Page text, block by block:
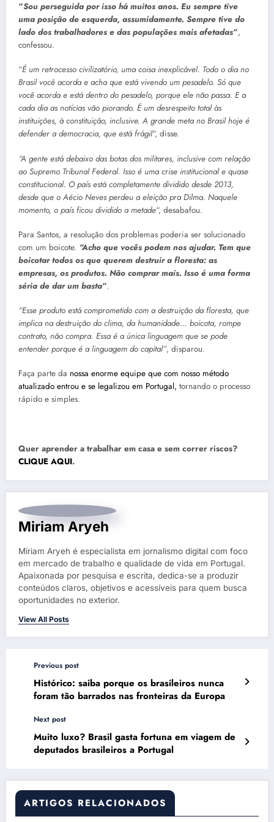
“Sou perseguida por isso há muitos anos. Eu sempre tive
uma posição de esquerda, assumidamente. Sempre tive do
lado dos trabalhadores e das populações mais afetadas“,
confessou.
“É um retrocesso civilizatório, uma coisa inexplicável. Todo o dia no
Brasil você acorda e acha que está vivendo um pesadelo. Só que
você acorda e está dentro do pesadelo, porque ele não passa. E a
cada dia as notícias vão piorando. É um desrespeito total às
instituições, à constituição, inclusive. A grande meta no Brasil hoje é
defender a democracia, que estáfrágil“, disse.
“A gente está debaixo das botas dos militares, inclusive com relação
ao Supremo Tribunal Federal. Isso é uma crise institucional e quase
constitucional. O país está completamente dividido desde 2013,
desde que o Aécio Neves perdeu a eleição pra Dilma. Naquele
momento, o país ficou dividido ametade“, desabafou.
Para Santos, a resolução dos problemas poderia ser solucionado
com um boicote. “Acho que vocês podem nos ajudar. Tem que
boicotar todos os que querem destruir a floresta: as
empresas, os produtos. Não comprar mais. Isso é uma forma
séria de dar um basta“.
“Esse produto está comprometido com a destruição da floresta, que
implica na destruição do clima, da humanidade… boicota, rompe
contrato, não compra. Essa é a única linguagem que se pode
entender porque é a linguagem do capital”, disparou.
Faça parte da nossa enorme equipe que com nosso método
atualizado entrou e se legalizou em Portugal, tornando o processo
rápido e simples.
Quer aprender a trabalhar em casa e sem correr riscos?
CLIQUE AQUI.
Miriam Aryeh
Miriam Aryeh é especialista em jornalismo digital com foco
em mercado de trabalho e qualidade de vida em Portugal.
Apaixonada por pesquisa e escrita, dedica-se a produzir
conteúdos claros, objetivos e acessíveis para quem busca
oportunidades no exterior.
View All Posts
Previous post
Histórico: saiba porque os brasileiros nunca
foram tão barrados nas fronteiras da Europa
Next post
Muito luxo? Brasil gasta fortuna em viagem de
deputados brasileiros a Portugal
ARTIGOS RELACIONADOS